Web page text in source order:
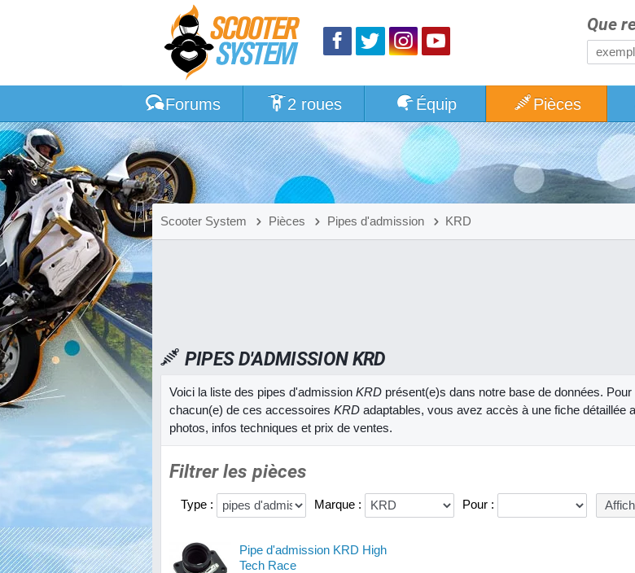
Que
Forums 2 roues Équip Pièces
Scooter System Pièces Pipes d'admission KRD
PIPES D'ADMISSION KRD
Voici la liste des pipes d'admission KRD présent(e)s dans notre base de données. Pour
chacun(e) de ces accessoires KRD adaptables, vous avez accès à une fiche détaillée
photos, infos techniques et prix de ventes.
Filtrer les pièces
Type : Marque : Pour :
Pipe d'admission KRD High
Tech Race